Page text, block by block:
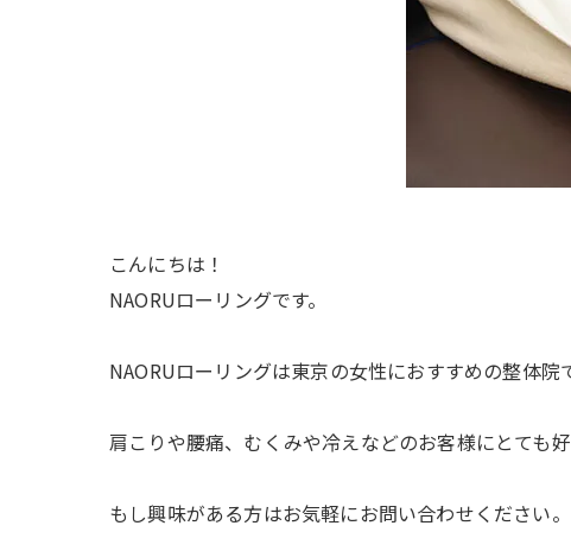
こんにちは！
NAORUローリングです。
NAORUローリングは東京の女性におすすめの整体院
肩こりや腰痛、むくみや冷えなどのお客様にとても好
もし興味がある方はお気軽にお問い合わせください。